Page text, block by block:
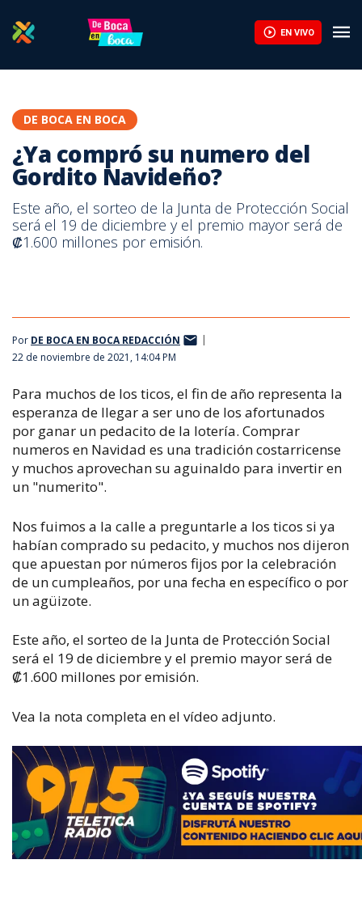
EN VIVO
DE BOCA EN BOCA
¿Ya compró su numero del
Gordito Navideño?
Este año, el sorteo de la Junta de Protección Social
será el 19 de diciembre y el premio mayor será de
₡1.600 millones por emisión.
Por DE BOCA EN BOCA REDACCIÓN
22 de noviembre de 2021, 14:04 PM
Para muchos de los ticos, el fin de año representa la
esperanza de llegar a ser uno de los afortunados
por ganar un pedacito de la lotería. Comprar
numeros en Navidad es una tradición costarricense
y muchos aprovechan su aguinaldo para invertir en
un "numerito".
Nos fuimos a la calle a preguntarle a los ticos si ya
habían comprado su pedacito, y muchos nos dijeron
que apuestan por números fijos por la celebración
de un cumpleaños, por una fecha en específico o por
un agüizote.
Este año, el sorteo de la Junta de Protección Social
será el 19 de diciembre y el premio mayor será de
₡1.600 millones por emisión.
Vea la nota completa en el vídeo adjunto.